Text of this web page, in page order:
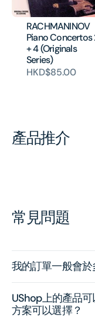
RACHMANINOV
Piano Concertos
+ 4 (Originals
Series)
HKD$85.00
產品推介
常見問題
我的訂單一般會
UShop上的產品
方案可以選擇？